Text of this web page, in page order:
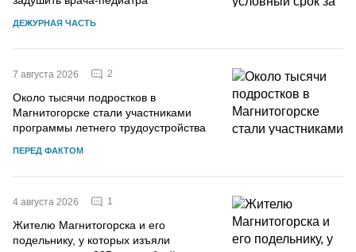
ДЕЖУРНАЯ ЧАСТЬ
7 августа 2026 2
Около тысячи подростков в
Магнитогорске стали участниками
программы летнего трудоустройства
ПЕРЕД ФАКТОМ
4 августа 2026 1
Жителю Магнитогорска и его
подельнику, у которых изъяли